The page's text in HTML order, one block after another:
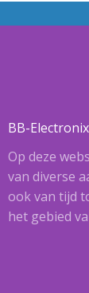
BB-
Op deze
van diverse
ook van tijd
het gebied